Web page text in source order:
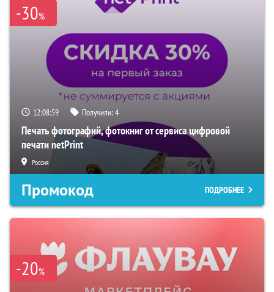
-30%
12:08:59 Получили:4
Печать фотографий, фотокниг от сервиса цифровой
печати netPrint
Россия
Промокод ПОДРОБНЕЕ
-20%